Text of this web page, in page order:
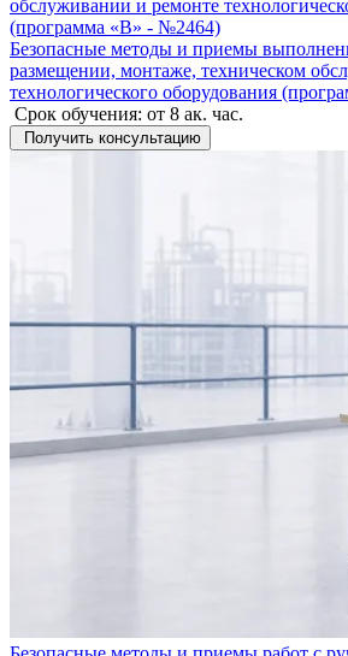
Безопасные методы и приемы
размещении, монтаже, техническом
технологического оборудования
Срок обучения: от 8 ак. час.
Получить консультацию